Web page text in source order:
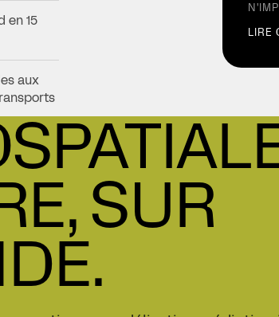
en 15
aux
à
LIRE
SUR